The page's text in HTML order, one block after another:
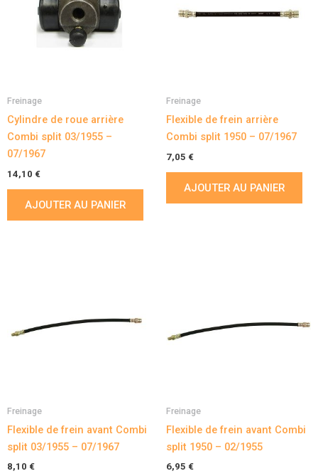
Freinage
Cylindre de roue arrière
Combi split 03/1955 –
07/1967
14,10 €
AJOUTER AU PANIER
Freinage
Flexible de frein arrière
Combi split 1950 – 07/1967
7,05 €
AJOUTER AU PANIER
Freinage
Flexible de frein avant Combi
split 03/1955 – 07/1967
8,10 €
Freinage
Flexible de frein avant Combi
split 1950 – 02/1955
6,95 €